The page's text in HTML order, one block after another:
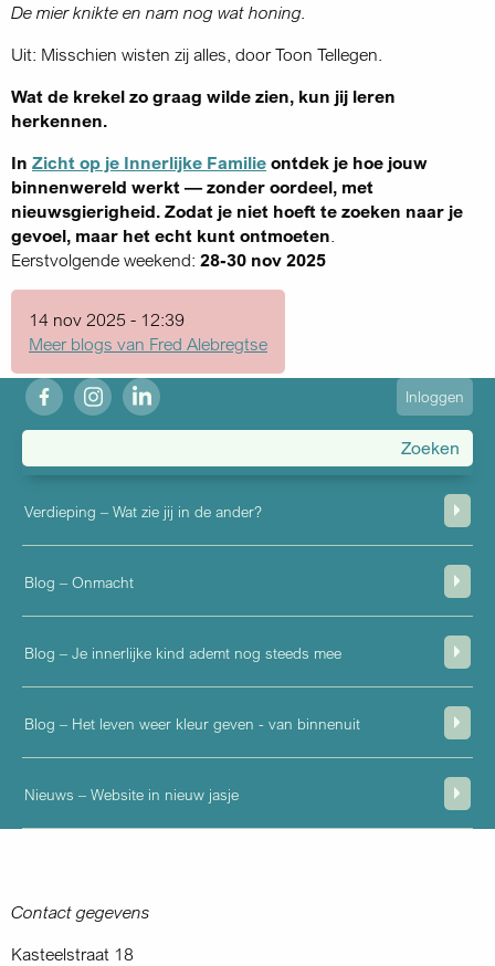
De mier knikte en nam nog wat honing.
Uit: Misschien wisten zij alles, door Toon Tellegen.
Wat de krekel zo graag wilde zien, kun jij leren
herkennen.
In Zicht op je Innerlijke Familie ontdek je hoe jouw
binnenwereld werkt — zonder oordeel, met
nieuwsgierigheid. Zodat je niet hoeft te zoeken naar je
gevoel, maar het echt kunt ontmoeten.
Eerstvolgende weekend: 28-30 nov 2025
14 nov 2025 - 12:39
Meer blogs van Fred Alebregtse
fb ig in
User
account
menu
Inloggen
Verdieping – Wat zie jij in de ander?
Blog – Onmacht
Blog – Je innerlijke kind ademt nog steeds mee
Blog – Het leven weer kleur geven - van binnenuit
Nieuws – Website in nieuw jasje
Contact gegevens
Kasteelstraat 18